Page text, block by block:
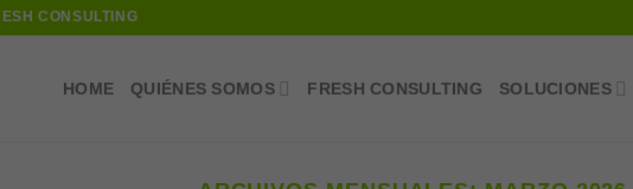
CONSULTING
HOME QUIÉNES SOMOS FRESH CONSULTING SOLUCIONES